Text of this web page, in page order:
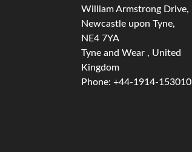
William Armstrong Drive,
Newcastle upon Tyne,
NE4 7YA
Tyne and Wear , United
Kingdom
Phone: +44-1914-153010